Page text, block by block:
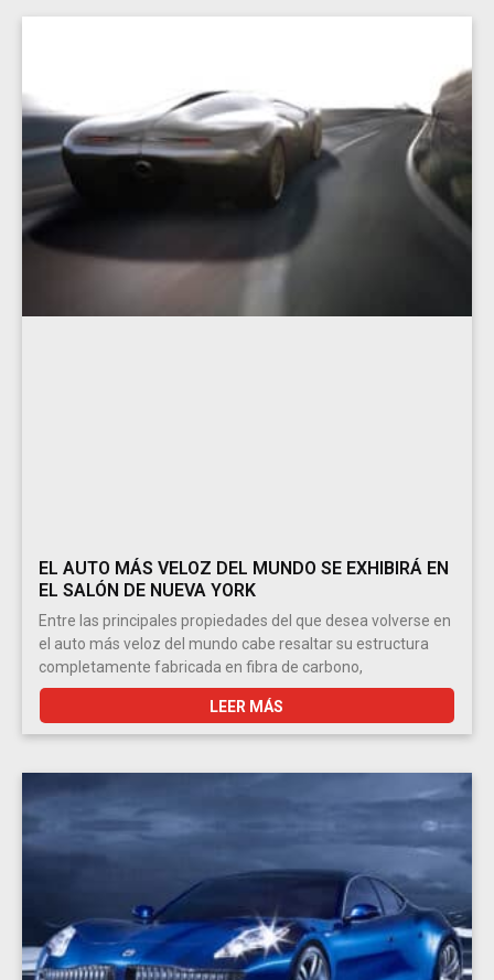
EL AUTO MÁS VELOZ DEL MUNDO SE EXHIBIRÁ EN
EL SALÓN DE NUEVA YORK
Entre las principales propiedades del que desea volverse en
el auto más veloz del mundo cabe resaltar su estructura
completamente fabricada en fibra de carbono,
LEER MÁS